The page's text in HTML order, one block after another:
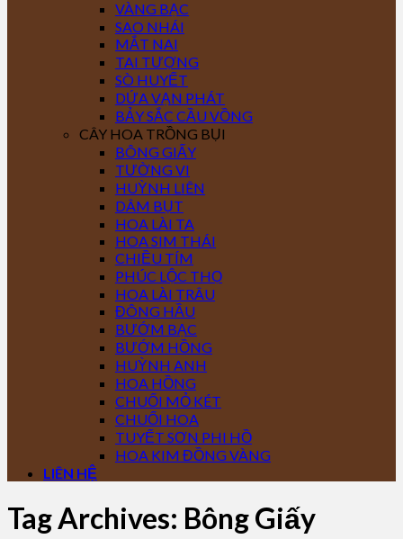
VÀNG BẠC
SAO NHÁI
MẮT NAI
TAI TƯỢNG
SÒ HUYẾT
DỨA VẠN PHÁT
BẢY SẮC CẦU VỒNG
CÂY HOA TRỒNG BỤI
BÔNG GIẤY
TƯỜNG VI
HUỲNH LIÊN
DÂM BỤT
HOA LÀI TA
HOA SIM THÁI
CHIỀU TÍM
PHÚC LỘC THỌ
HOA LÀI TRÂU
ĐÔNG HẦU
BƯỚM BẠC
BƯỚM HỒNG
HUỲNH ANH
HOA HỒNG
CHUỐI MỎ KÉT
CHUỐI HOA
TUYẾT SƠN PHI HỒ
HOA KIM ĐỒNG VÀNG
LIÊN HỆ
Tag Archives: Bông Giấy